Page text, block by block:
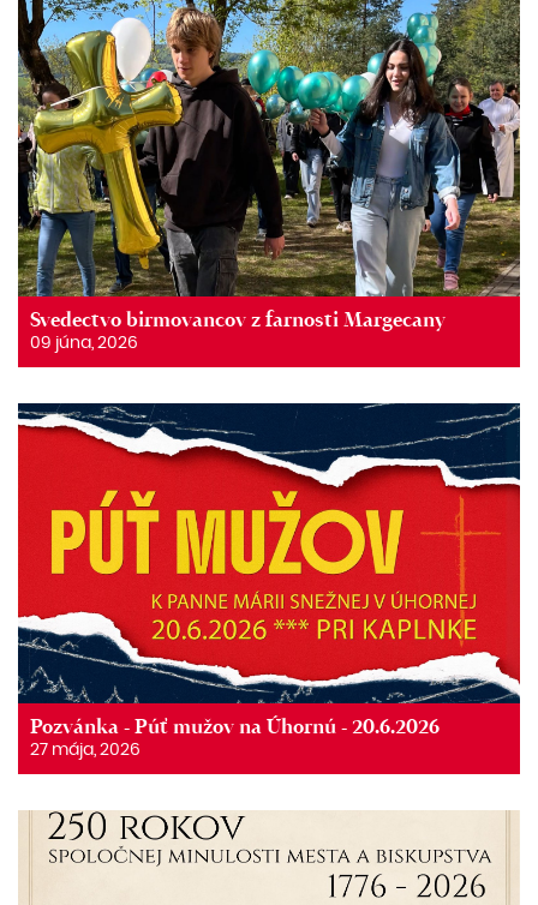
Svedectvo birmovancov z farnosti Margecany
09 júna, 2026
Pozvánka - Púť mužov na Úhornú - 20.6.2026
27 mája, 2026